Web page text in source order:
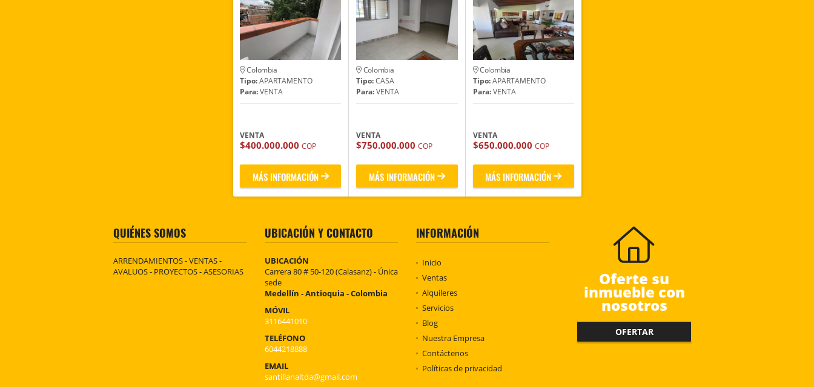
Colombia
Tipo:APARTAMENTO
Para:VENTA
VENTA
$400.000.000 COP
MÁS INFORMACIÓN
Colombia
Tipo:CASA
Para:VENTA
VENTA
$750.000.000COP
MÁS INFORMACIÓN
Colombia
Tipo:APARTAMENTO
Para:VENTA
VENTA
$650.000.000 COP
MÁS INFORMACIÓN
QUIÉNES SOMOS
ARRENDAMIENTOS - VENTAS -
AVALUOS - PROYECTOS - ASESORIAS
UBICACIÓN Y CONTACTO
UBICACIÓN
Carrera 80 # 50-120 (Calasanz) - Única
sede
Medellín - Antioquia - Colombia
MÓVIL
3116441010
TELÉFONO
6044218888
EMAIL
santillanaltda@gmail.com
INFORMACIÓN
Inicio
Ventas
Alquileres
Servicios
Blog
Nuestra Empresa
Contáctenos
Políticas de privacidad
Oferte su
inmueble con
nosotros
OFERTAR